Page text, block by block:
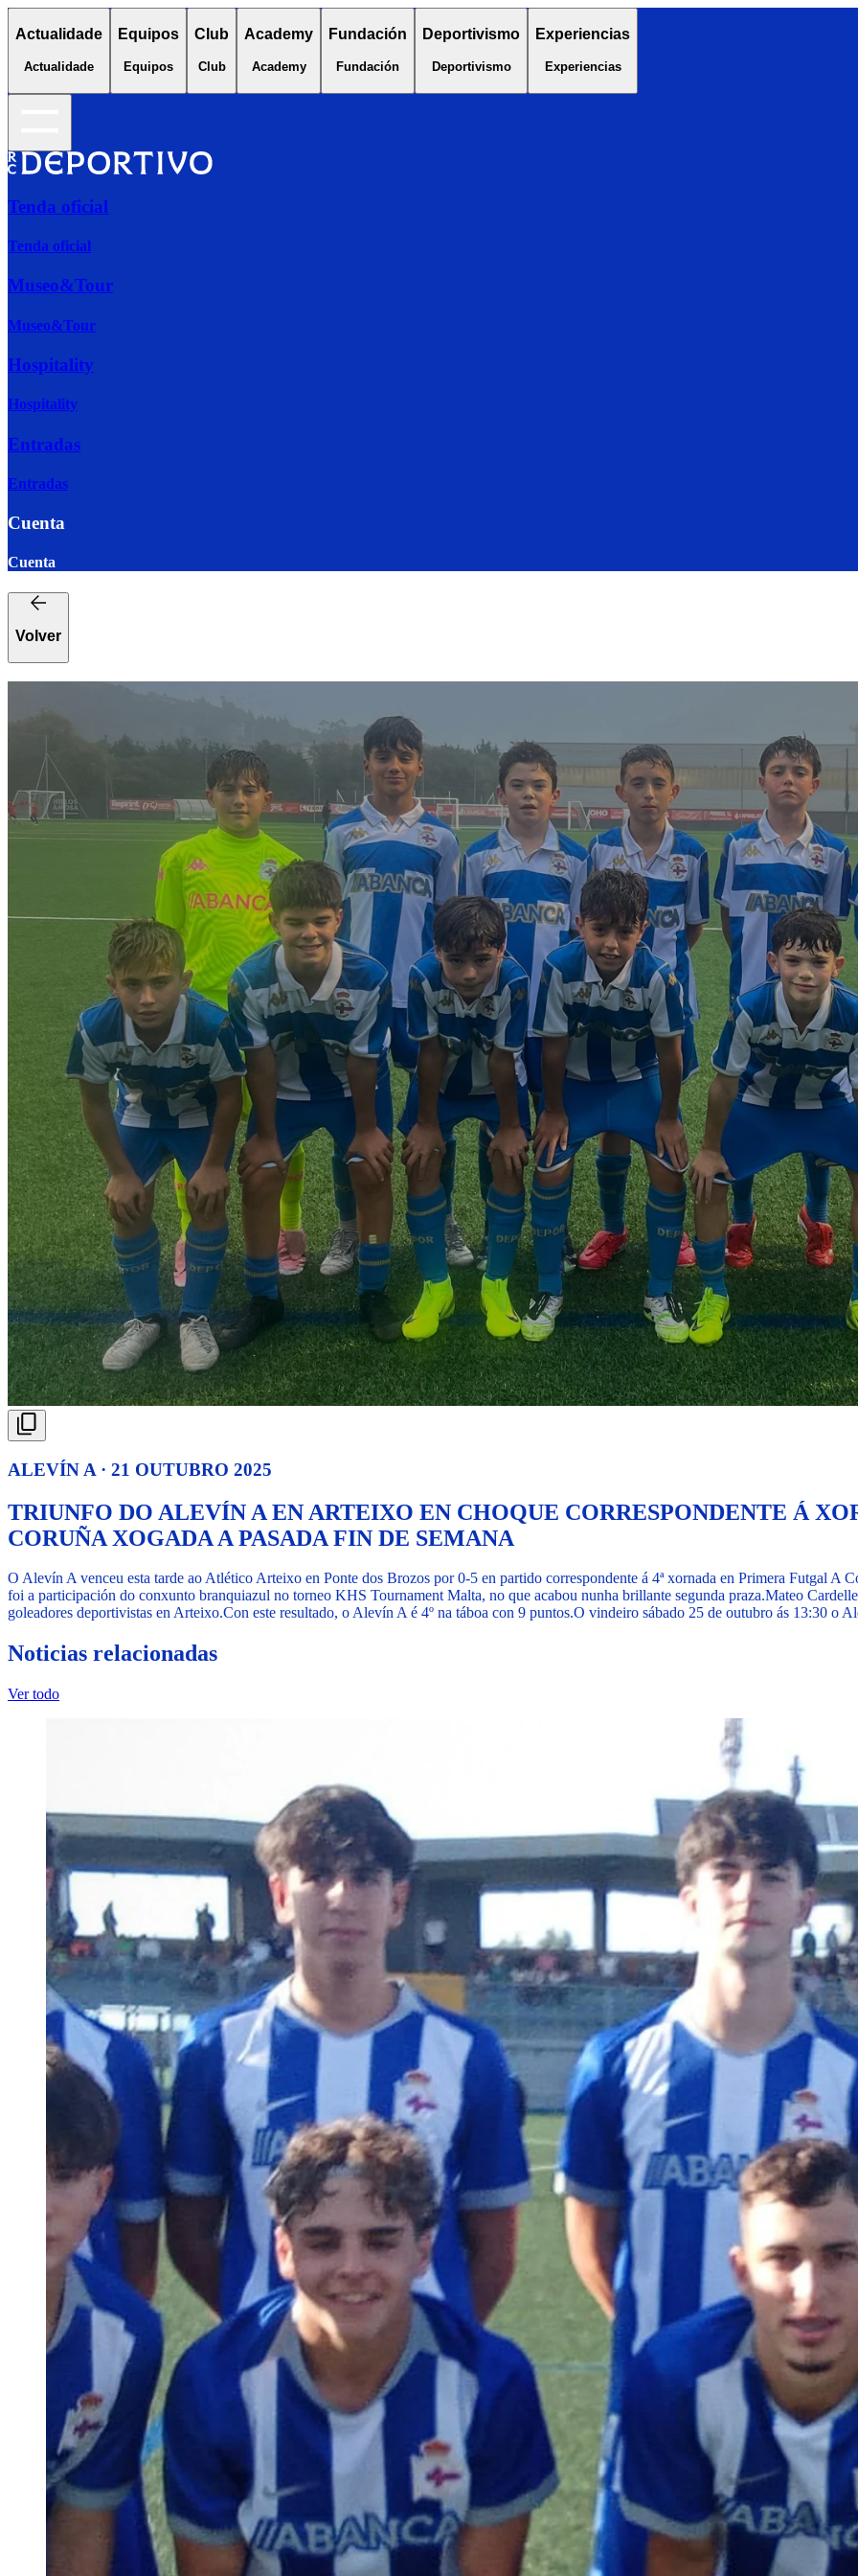
Actualidade
Actualidade
Equipos
Equipos
Club
Club
Academy
Academy
Fundación
Fundación
Deportivismo
Deportivismo
Experiencias
Experiencias
Tenda oficial
Tenda oficial
Museo&Tour
Museo&Tour
Hospitality
Hospitality
Entradas
Entradas
Cuenta
Cuenta
Volver
ALEVÍN A · 21 OUTUBRO 2025
TRIUNFO DO ALEVÍN A EN ARTEIXO EN CHOQUE CORRESPONDENTE Á
CORUÑA XOGADA A PASADA FIN DE SEMANA
O Alevín A venceu esta tarde ao Atlético Arteixo en Ponte dos Brozos por 0-5 en partido correspondente á 4ª xornada en Primera Futgal A
foi a participación do conxunto branquiazul no torneo KHS Tournament Malta, no que acabou nunha brillante segunda praza.Mateo
goleadores deportivistas en Arteixo.Con este resultado, o Alevín A é 4º na táboa con 9 puntos.O vindeiro sábado 25 de outubro ás 13:30 o
Noticias relacionadas
Ver todo